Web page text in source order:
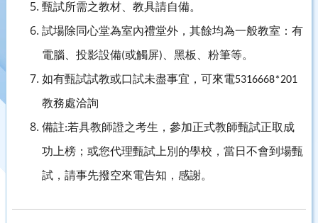
甄試所需之教材、教具請自備。
試場除同心堂為室內禮堂外，其餘均為一般教室：有
電腦、投影設備(或觸屏) 、黑板、粉筆等。
如有甄試試教或口試未盡事宜，可來電5316668*201
教務處洽詢
備註:若具教師證之考生，參加正式教師甄試正取成
功上榜；或您代理甄試上別的學校，當日不會到場甄
試，請事先撥空來電告知，感謝。